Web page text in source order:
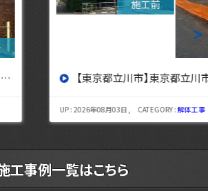
東京都立川市 解体工事 【東京・埼玉・神奈川の解体工事なら東央建設へ】
03日 , CATEGORY :解体工事
＞
工事例一覧はこちら